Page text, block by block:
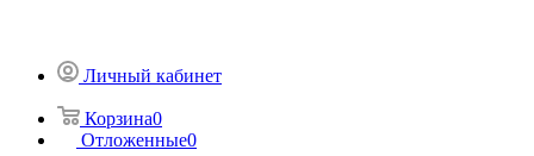
Личный кабинет
Корзина0
Отложенные0